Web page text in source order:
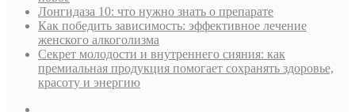
Лонгидаза 10: что нужно знать о препарате
Как победить зависимость: эффективное лечение
женского алкоголизма
Секрет молодости и внутреннего сияния: как
премиальная продукция помогает сохранять здоровье,
красоту и энергию